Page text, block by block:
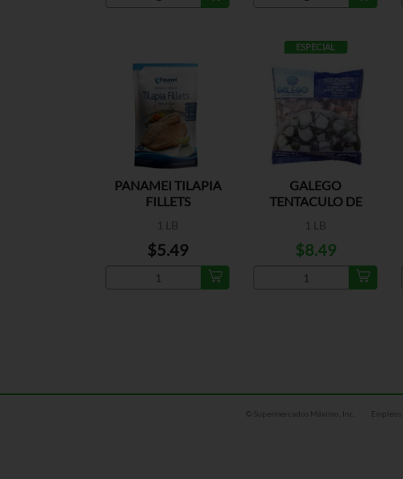
PANAMEI TILAPIA
FILLETS
1 LB
$5.49
ESPECIAL
GALEGO
TENTACULO DE
1 LB
$8.49
© Supermercados Máximo, Inc. Empleos